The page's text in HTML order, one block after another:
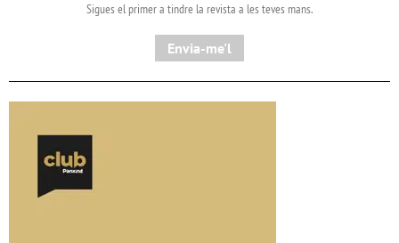
Sigues el primer a tindre la revista a les teves mans.
Envia-me'l